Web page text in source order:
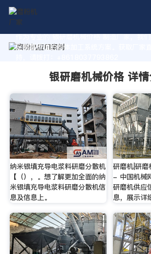
作为专业的 银研磨机械价格 制造厂家，我
定制高价值的粉体加工系统方案。获取厂家
银研磨机械价格 详
纳米银填充导电浆料研磨分散机
【（），。想了解更加全面的纳
米银填充导电浆料研磨分散机信
息及信息上。
研磨机|研
- 中国机械
研磨机供应
息，展示详